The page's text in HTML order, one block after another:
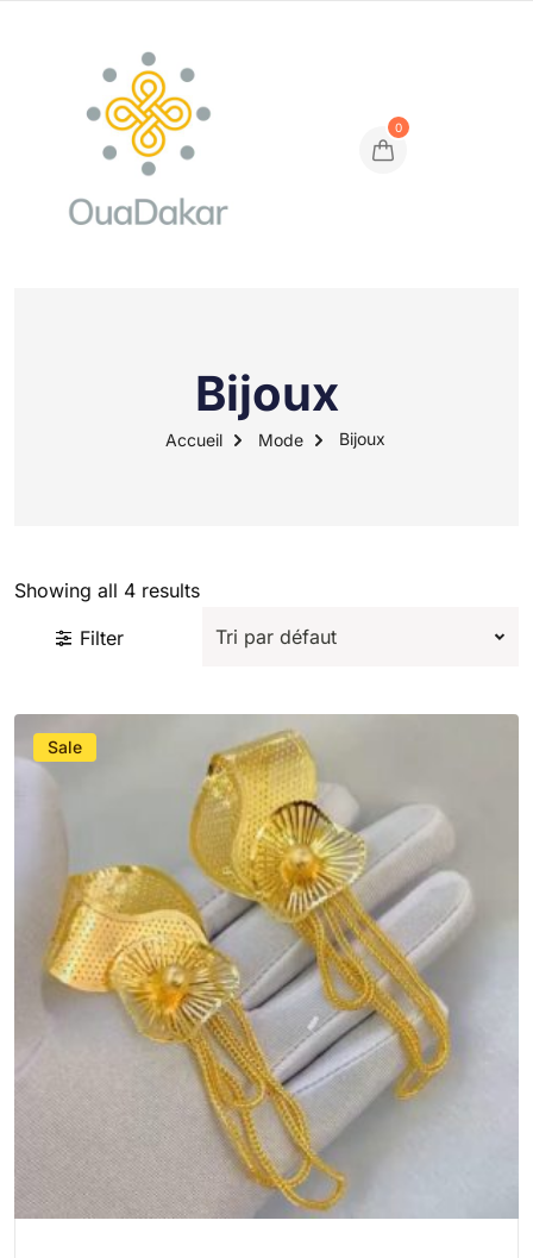
0
Bijoux
Accueil Mode Bijoux
Showing all 4 results
Filter
Sale